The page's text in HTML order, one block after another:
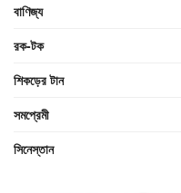
বাণিজ্য
রক-টক
শিকড়ের টান
সমপ্রেমী
সিনেস্তান